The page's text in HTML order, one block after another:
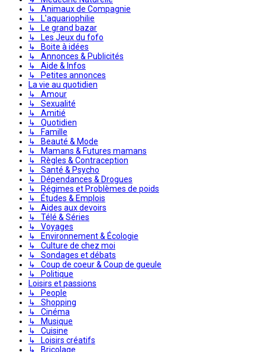
↳ Animaux de Compagnie
↳ L'aquariophilie
↳ Le grand bazar
↳ Les Jeux du fofo
↳ Boite à idées
↳ Annonces & Publicités
↳ Aide & Infos
↳ Petites annonces
La vie au quotidien
↳ Amour
↳ Sexualité
↳ Amitié
↳ Quotidien
↳ Famille
↳ Beauté & Mode
↳ Mamans & Futures mamans
↳ Règles & Contraception
↳ Santé & Psycho
↳ Dépendances & Drogues
↳ Régimes et Problèmes de poids
↳ Études & Emplois
↳ Aides aux devoirs
↳ Télé & Séries
↳ Voyages
↳ Environnement & Écologie
↳ Culture de chez moi
↳ Sondages et débats
↳ Coup de coeur & Coup de gueule
↳ Politique
Loisirs et passions
↳ People
↳ Shopping
↳ Cinéma
↳ Musique
↳ Cuisine
↳ Loisirs créatifs
↳ Bricolage